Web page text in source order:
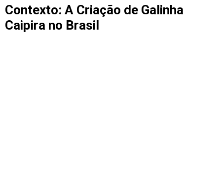
Contexto: A Criação de Galinha
Caipira no Brasil